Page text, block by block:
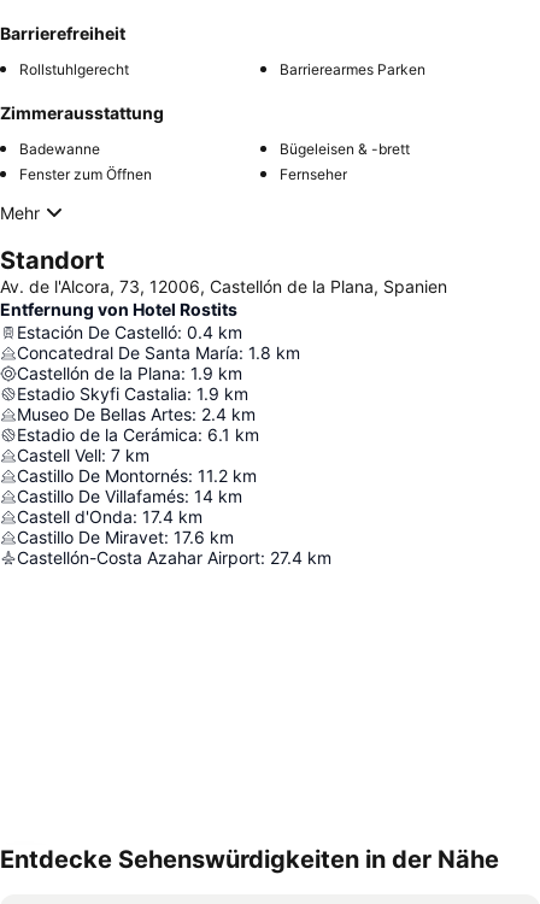
Barrierefreiheit
Rollstuhlgerecht Barrierearmes Parken
Zimmerausstattung
Badewanne
Bügeleisen & -brett
Fenster zum Öffnen
Fernseher
Mehr
Standort
Av. de l'Alcora, 73, 12006, Castellón de la Plana, Spanien
Entfernung von Hotel Rostits
Estación De Castelló: 0.4 km
Concatedral De Santa María: 1.8 km
Castellón de la Plana: 1.9 km
Estadio Skyfi Castalia: 1.9 km
Museo De Bellas Artes: 2.4 km
Estadio de la Cerámica: 6.1 km
Castell Vell: 7 km
Castillo De Montornés: 11.2 km
Castillo De Villafamés: 14 km
Castell d'Onda: 17.4 km
Castillo De Miravet: 17.6 km
Castellón-Costa Azahar Airport: 27.4 km
Entdecke Sehenswürdigkeiten in der Nähe